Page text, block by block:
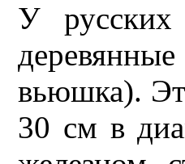
У
вьюшка).
30 см в